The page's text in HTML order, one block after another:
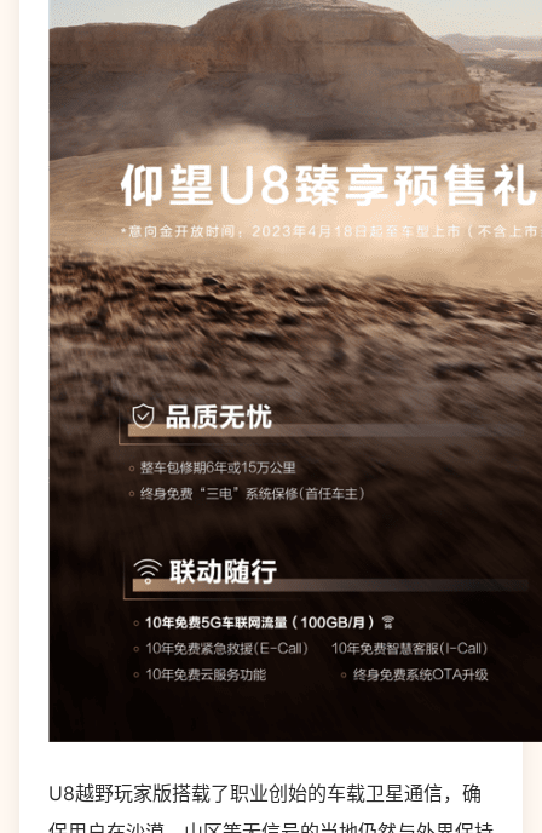
U8越野玩家版搭载了职业创始的车载卫星通信，确